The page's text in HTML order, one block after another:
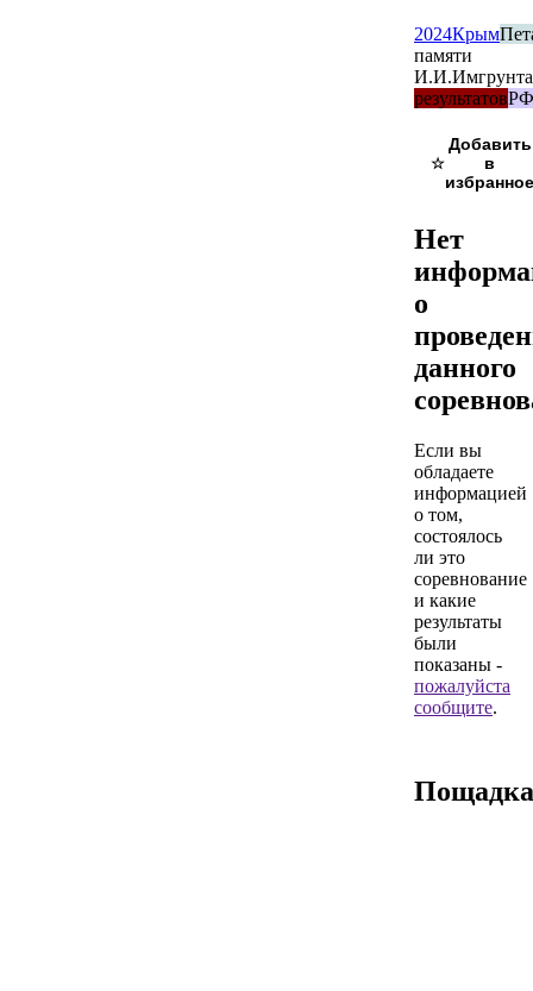
2024Крым
памяти
И.И.Имгрунта
результатов
☆
Нет
о
данного
Если вы
обладаете
информацией
о том,
состоялось
ли это
соревнование
и какие
результаты
были
показаны -
пожалуйста
сообщите.
Пощадка